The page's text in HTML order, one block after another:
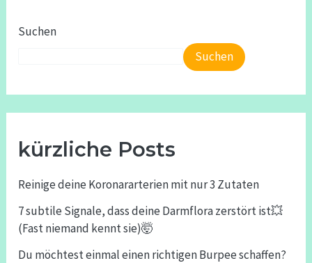
Suchen
Suchen
kürzliche Posts
Reinige deine Koronararterien mit nur 3 Zutaten
7 subtile Signale, dass deine Darmflora zerstört ist💥
(Fast niemand kennt sie)🤯
Du möchtest einmal einen richtigen Burpee schaffen?